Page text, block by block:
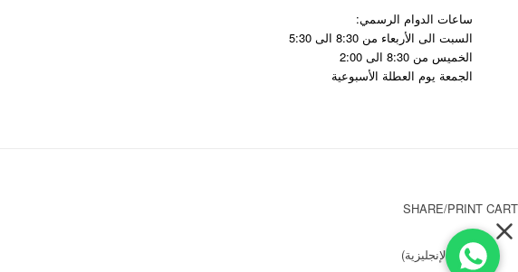
ساعات الدوام الرسمي:
السبت الى الأربعاء من 8:30 الى 5:30
الخميس من 8:30 الى 2:00
الجمعة يوم العطلة الأسبوعية
SHARE/PRINT CART
English الإنجليزية)